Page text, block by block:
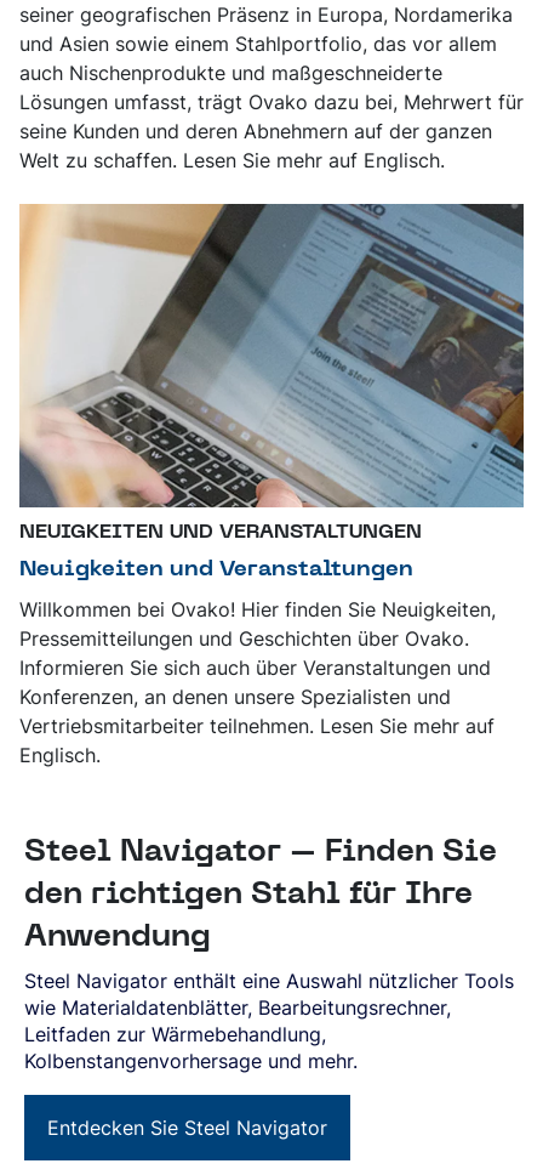
seiner geografischen Präsenz in Europa, Nordamerika
und Asien sowie einem Stahlportfolio, das vor allem
auch Nischenprodukte und maßgeschneiderte
Lösungen umfasst, trägt Ovako dazu bei, Mehrwert für
seine Kunden und deren Abnehmern auf der ganzen
Welt zu schaffen. Lesen Sie mehr auf Englisch.
NEUIGKEITEN UND VERANSTALTUNGEN
Neuigkeiten und Veranstaltungen
Willkommen bei Ovako! Hier finden Sie Neuigkeiten,
Pressemitteilungen und Geschichten über Ovako.
Informieren Sie sich auch über Veranstaltungen und
Konferenzen, an denen unsere Spezialisten und
Vertriebsmitarbeiter teilnehmen. Lesen Sie mehr auf
Englisch.
Steel Navigator – Finden Sie
den richtigen Stahl für Ihre
Anwendung
Steel Navigator enthält eine Auswahl nützlicher Tools
wie Materialdatenblätter, Bearbeitungsrechner,
Leitfaden zur Wärmebehandlung,
Kolbenstangenvorhersage und mehr.
Entdecken Sie Steel Navigator